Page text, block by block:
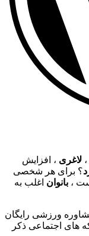
لاغری ، افزایش
؟ برای هر شخصی
، بانوان اغلب به
ورزشی رایگان
های اجتماعی ذکر